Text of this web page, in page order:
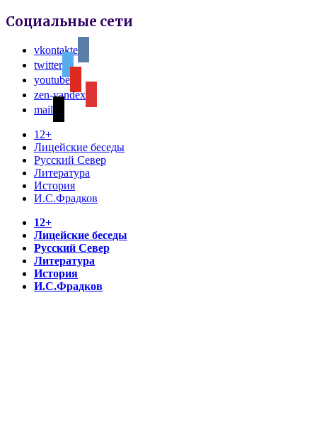
Социальные сети
vkontakte
twitter
youtube
zen-yandex
mail
12+
Лицейские беседы
Русский Север
Литература
История
И.С.Фрадков
12+
Лицейские беседы
Русский Север
Литература
История
И.С.Фрадков